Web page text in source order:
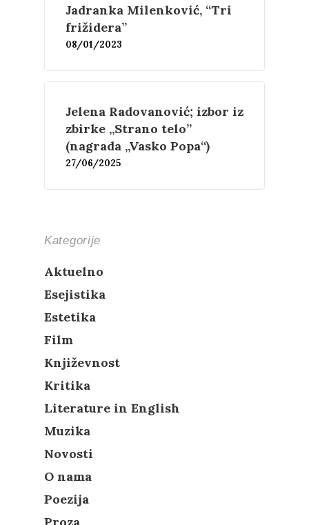
Jadranka Milenković, “Tri
frižidera”
08/01/2023
Jelena Radovanović; izbor iz
zbirke „Strano telo”
(nagrada „Vasko Popa“)
27/06/2025
Kategorije
Aktuelno
Esejistika
Estetika
Film
Književnost
Kritika
Literature in English
Muzika
Novosti
O nama
Poezija
Esejistika
Estetika
Muzika
Šta čitamo?
Skup “Estetika
Kontakt